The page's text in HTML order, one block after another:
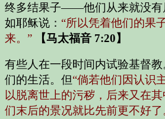
终多结果子——他们从来就没有
如耶稣说： “所以凭着他们的果
来。”
【马太福音 7:20】
有些人在一段时间内试验基督
们的生活。但“倘若他们因认识
以脱离世上的污秽，后来又在
们末后的景况就比先前更不好了